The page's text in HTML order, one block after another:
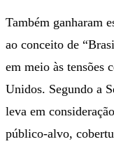
Também ganharam
ao conceito de
em meio às tensões
Unidos. Segundo a
leva em
público-alvo,